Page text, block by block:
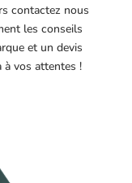
contactez nous
les conseils
et un devis
à vos attentes !